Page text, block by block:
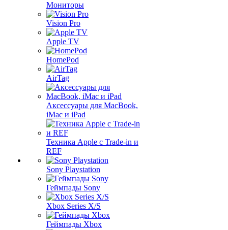
Мониторы
Vision Pro
Apple TV
HomePod
AirTag
Аксессуары для MacBook,
iMac и iPad
Техника Apple с Trade-in и
REF
Sony Playstation
Геймпады Sony
Xbox Series X/S
Геймпады Xbox